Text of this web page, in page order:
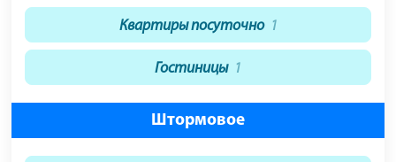
Квартиры посуточно 1
Гостиницы 1
Штормовое